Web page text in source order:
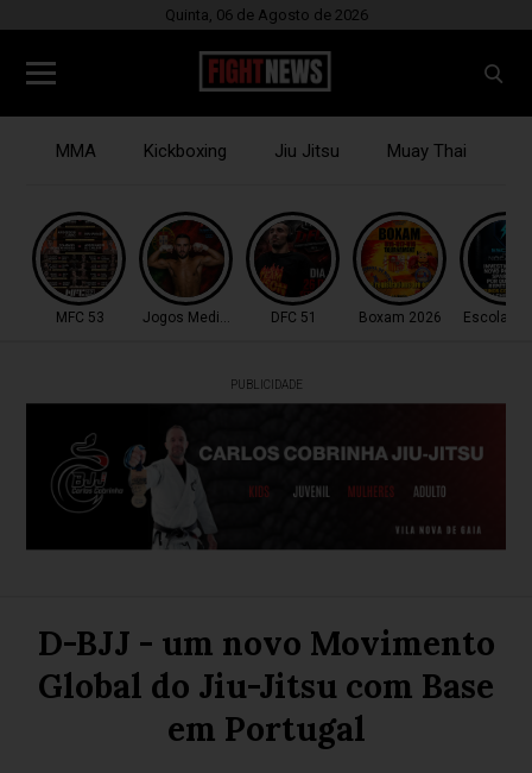
Quinta, 06 de Agosto de 2026
MMA Kickboxing Jiu Jitsu Muay Thai
MFC 53 Jogos MediterrâneoDFC 51 Boxam 2026 Escola
PUBLICIDADE
D-BJJ - um novo Movimento
Global do Jiu-Jitsu com Base
em Portugal